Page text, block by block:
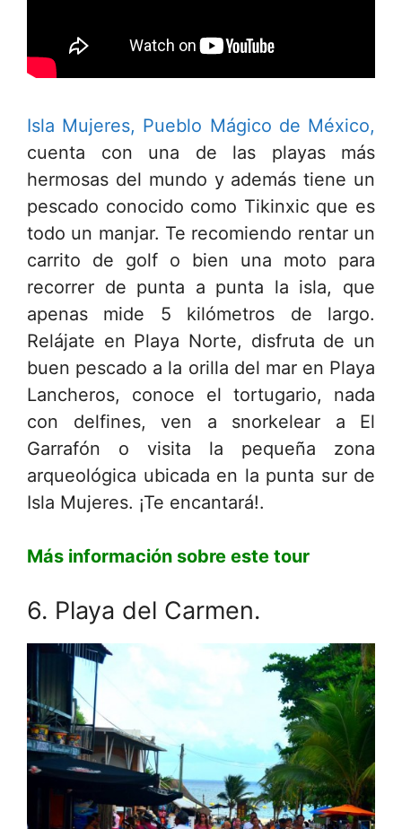
Isla Mujeres, Pueblo Mágico de México,
cuenta con una de las playas más
hermosas del mundo y además tiene un
pescado conocido como Tikinxic que es
todo un manjar. Te recomiendo rentar un
carrito de golf o bien una moto para
recorrer de punta a punta la isla, que
apenas mide 5 kilómetros de largo.
Relájate en Playa Norte, disfruta de un
buen pescado a la orilla del mar en Playa
Lancheros, conoce el tortugario, nada
con delfines, ven a snorkelear a El
Garrafón o visita la pequeña zona
arqueológica ubicada en la punta sur de
Isla Mujeres. ¡Te encantará!.
Más información sobre este tour
6. Playa del Carmen.